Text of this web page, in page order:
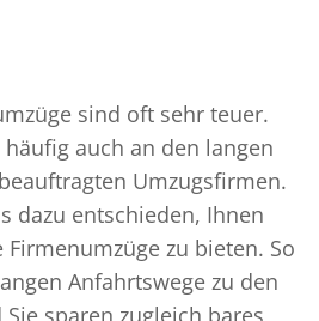
sind oft sehr teuer.
auch an den langen
Umzugsfirmen.
dazu entschieden, Ihnen
Firmenumzüge zu bieten. So
Anfahrtswege zu den
sparen zugleich bares